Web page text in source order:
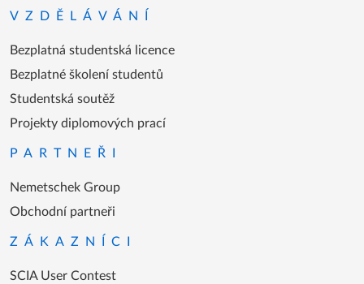
VZDĚLÁVÁNÍ
Bezplatná studentská licence
Bezplatné školení studentů
Studentská soutěž
Projekty diplomových prací
PARTNEŘI
Nemetschek Group
Obchodní partneři
ZÁKAZNÍCI
SCIA User Contest